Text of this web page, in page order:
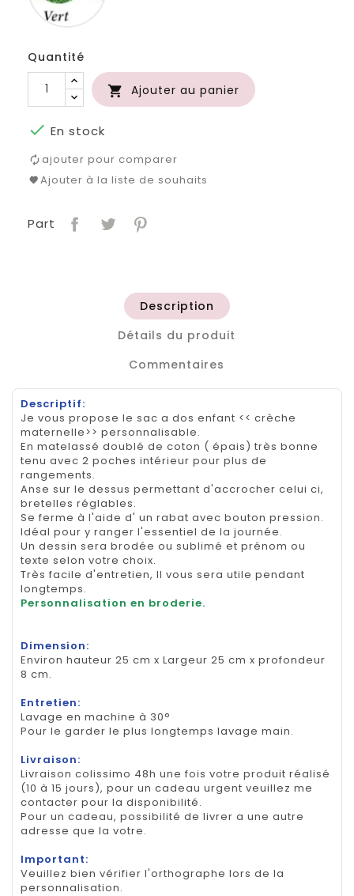
Quantité
 Ajouter au panier
 En stock
ajouter pour comparer
Ajouter à la liste de souhaits
Part
Description
Détails du produit
Commentaires
Descriptif:
Je vous propose le sac a dos enfant << crèche
maternelle>> personnalisable.
En matelassé doublé de coton ( épais) très bonne
tenu avec 2 poches intérieur pour plus de
rangements.
Anse sur le dessus permettant d'accrocher celui ci,
bretelles réglables.
Se ferme à l'aide d' un rabat avec bouton pression.
Idéal pour y ranger l'essentiel de la journée.
Un dessin sera brodée ou sublimé et prénom ou
texte selon votre choix.
Très facile d'entretien, Il vous sera utile pendant
longtemps.
Personnalisation en broderie.
Dimension:
Environ hauteur 25 cm x Largeur 25 cm x profondeur
8 cm.
Entretien:
Lavage en machine à 30°
Pour le garder le plus longtemps lavage main.
Livraison:
Livraison colissimo 48h une fois votre produit réalisé
(10 à 15 jours), pour un cadeau urgent veuillez me
contacter pour la disponibilité.
Pour un cadeau, possibilité de livrer a une autre
adresse que la votre.
Important:
Veuillez bien vérifier l'orthographe lors de la
personnalisation.